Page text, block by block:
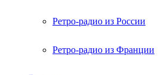
Ретро-радио из России
Ретро-радио из Франции